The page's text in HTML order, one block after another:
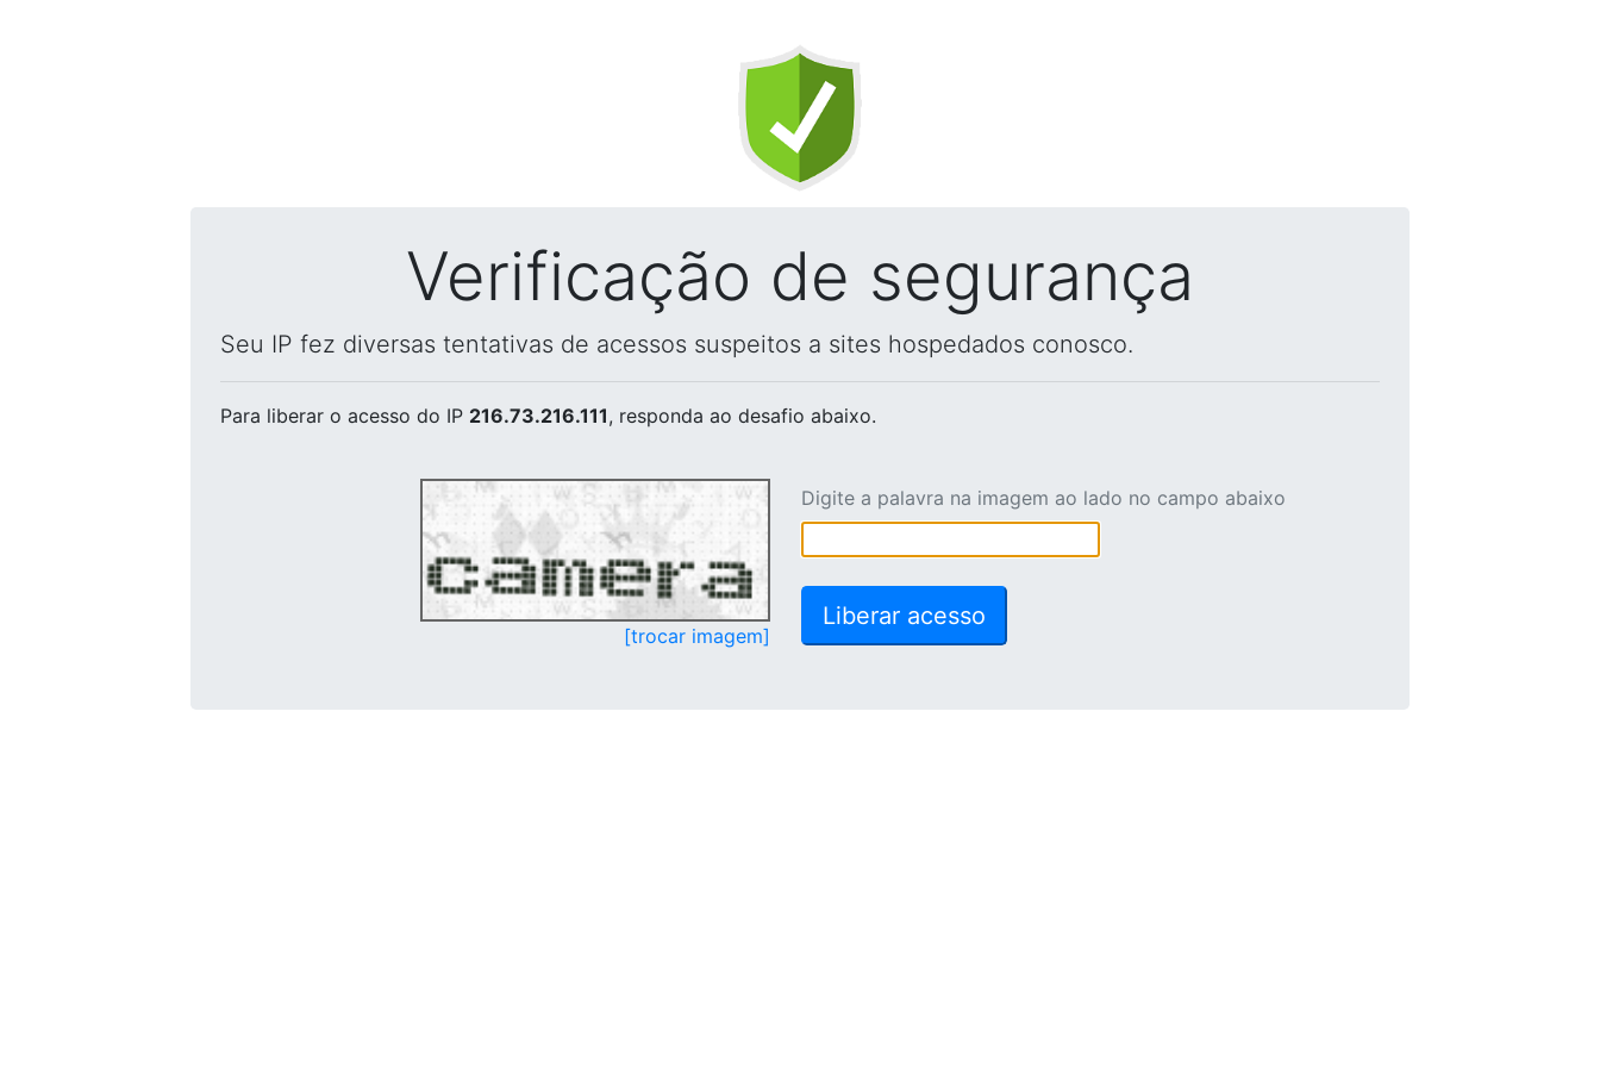
Verificação de segurança
Seu IP fez diversas tentativas de acessos suspeitos a sites hospedados conosco.
Para liberar o acesso do IP 216.73.216.111, responda ao desafio abaixo.
[trocar imagem]
Digite a palavra na imagem ao lado no campo abaixo